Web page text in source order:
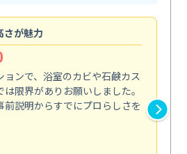
さが魅力
ンで、浴室のカビや石鹸カス
限界がありお願いしました。
前説明からすでにプロらしさを